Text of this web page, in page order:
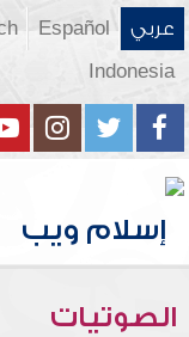
عربي Español
Indonesia
الصوتيات